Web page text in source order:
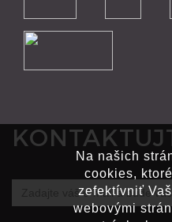
Na našich
cookies,
zefektívniť
webovými